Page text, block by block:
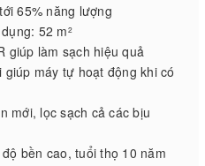
65% năng lượng
52 m2
giúp làm sạch hiệu quả
máy tự hoạt động khi có
mới, lọc sạch cả các bịu
bền cao, tuổi thọ 10 năm